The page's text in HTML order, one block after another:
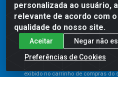
personalizada ao usuário,
relevante de acordo com
qualidade do nosso site.
Aceitar
Negar não
Preferências de Cookies
Preços, promoções, condições de
para compras realizadas
exibido no carrinho de compras do